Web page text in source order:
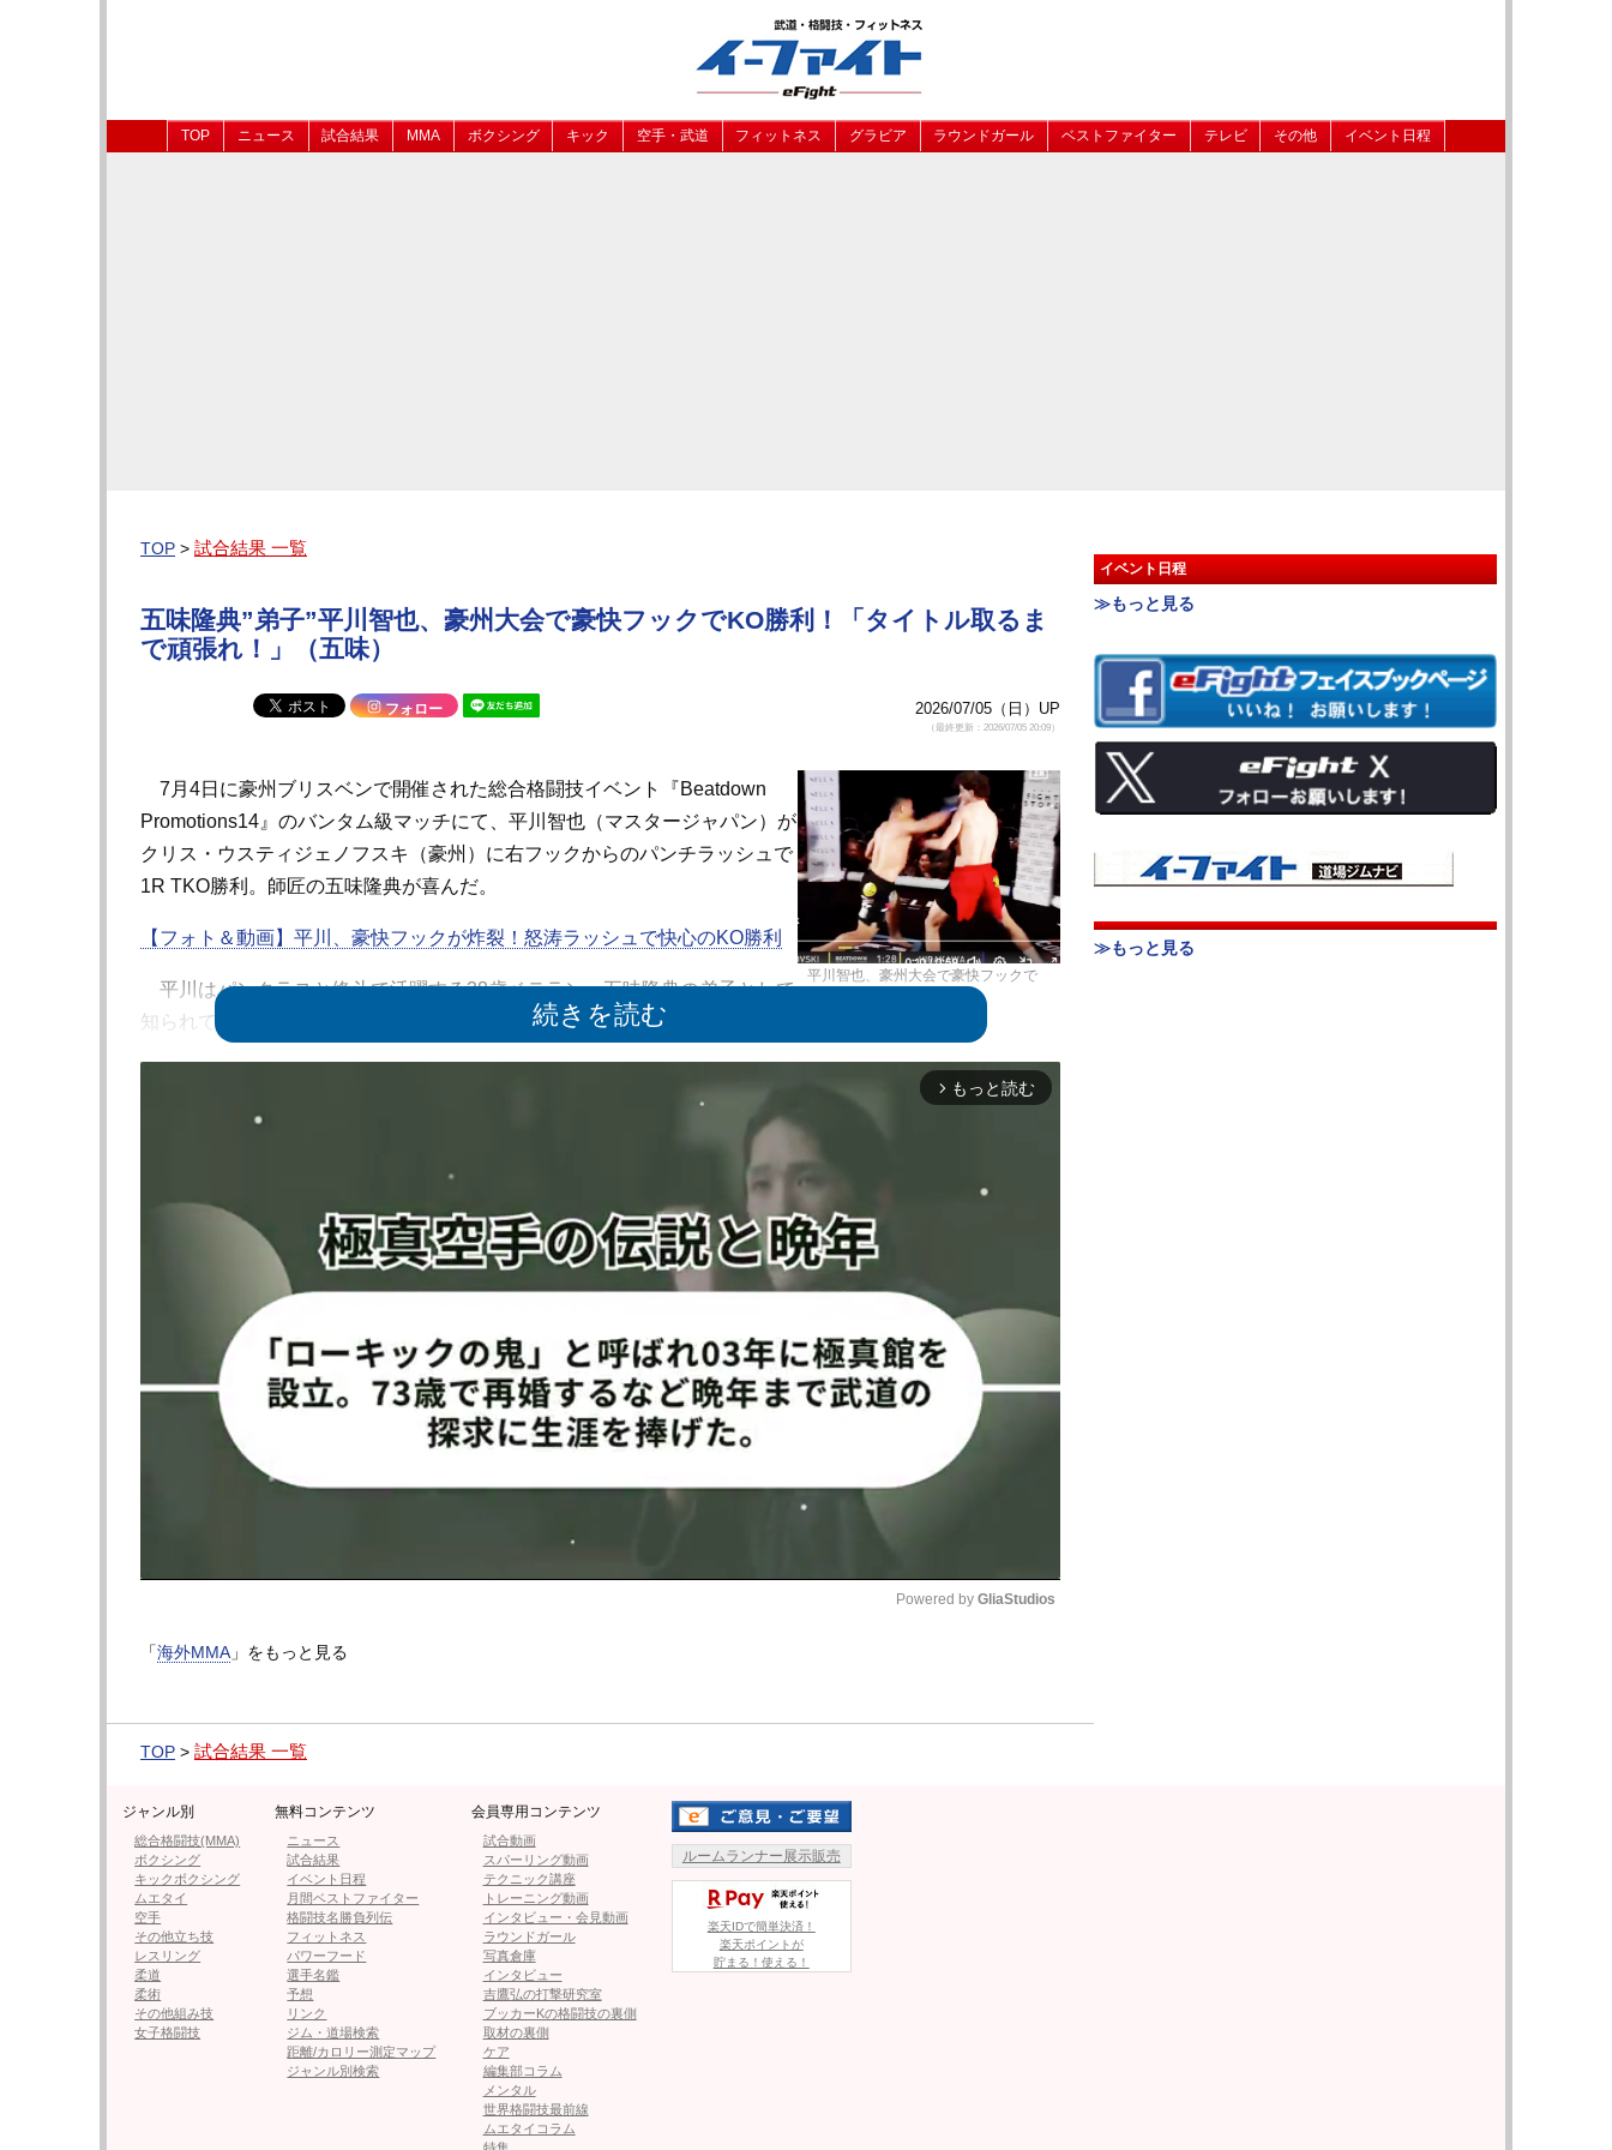
TOP ニュース 試合結果 MMA ボクシング キック 空手・武道 フィットネス グラビア ラウンドガール ベストファイター テレビ その他 イベント日程
TOP > 試合結果 一覧
五味隆典”弟子”平川智也、豪州大会で豪快フックでKO勝利！「タイトル取るま
で頑張れ！」（五味）
フォロー 2026/07/05（日）UP
（最終更新：2026/07/05 20:09）
平川智也、豪州大会で豪快フックで
7月4日に豪州ブリスベンで開催された総合格闘技イベント『Beatdown
Promotions14』のバンタム級マッチにて、平川智也（マスタージャパン）が
クリス・ウスティジェノフスキ（豪州）に右フックからのパンチラッシュで
1R TKO勝利。師匠の五味隆典が喜んだ。
【フォト＆動画】平川、豪快フックが炸裂！怒涛ラッシュで快心のKO勝利
平川はパンクラスと修斗で活躍する38歳ベテラン。五味隆典の弟子として
知られており、キャリア14勝で8フィニッシュ（6KO・2一本）を誇る。
豪州のMMA大会にはこれが2戦目。Eternal MMA3勝1敗を誇る強敵ウスティジェノフスキを相手に初勝利
試合は1R開始からスタンド勝負の攻防。終盤、平川は左ストレートからの右フック。これでウスティジ
ェノフスキが大きくグラつくと、平川が怒涛のパンチラッシュ！倒れたウスティジェノフスキにパウンド
を追撃すると、レフェリーがストップした。
秒の快心のKO勝利。このフィニッシュ映像を平川本人が自身のXに投稿すると、師匠の五味が
これをリポストし「タイトル取るまで頑張れ！」と激励のメッセージを送った。
▶︎次ページは【フォト＆動画】平川、豪快フックが炸裂！怒涛ラッシュで快心のKO勝利
1 2
・【フォト＆動画】平川、豪快フックが炸裂！怒涛ラッシュで快心のKO勝利
・元ボクシング世界王者、素手ファイトでKO負け！豪快な大の字ダウン＝BKFC
・元K-1世界王者ヨードクンポン、豪快フックで戦慄のKOデビュー！「一発で勝負をひっくり
返した」ファン驚き＝ONE
・【UFC】白目を剥いて失神！チョーク一本勝ちに「レフェリー、止めるのが遅くないか…」
・わずか12秒、失神KOで新王者に！敗者がレフェリーにタックルするハプニングも＝海外MMA
arrow_forward_ios もっと読む
Powered by GliaStudios
「海外MMA 」をもっと見る
TOP > 試合結果 一覧
イベント日程
≫もっと見る
≫もっと見る
ジャンル別
総合格闘技(MMA)
ボクシング
キックボクシング
ムエタイ
空手
その他立ち技
レスリング
柔道
柔術
その他組み技
女子格闘技
無料コンテンツ
ニュース
試合結果
イベント日程
月間ベストファイター
格闘技名勝負列伝
フィットネス
パワーフード
選手名鑑
予想
リンク
ジム・道場検索
距離/カロリー測定マップ
ジャンル別検索
会員専用コンテンツ
試合動画
スパーリング動画
テクニック講座
トレーニング動画
インタビュー・会見動画
ラウンドガール
写真倉庫
インタビュー
吉鷹弘の打撃研究室
ブッカーKの格闘技の裏側
取材の裏側
ケア
編集部コラム
メンタル
世界格闘技最前線
ムエタイコラム
ルームランナー展示販売
楽天IDで簡単決済！
楽天ポイントが
貯まる！使える！